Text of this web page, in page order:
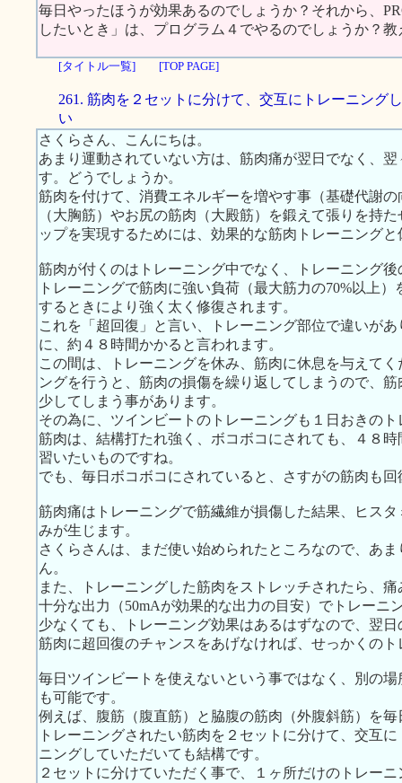
毎日やったほうが効果あるのでしょうか？それから、
したいとき」は、プログラム４でやるのでしょうか？
[タイトル一覧] [TOP PAGE]
261. 筋肉を２セットに分けて、交互にトレーニング
い
さくらさん、こんにちは。
あまり運動されていない方は、筋肉痛が翌日でなく、
す。どうでしょうか。
筋肉を付けて、消費エネルギーを増やす事（基礎代謝
（大胸筋）やお尻の筋肉（大殿筋）を鍛えて張りを持
ップを実現するためには、効果的な筋肉トレーニング
筋肉が付くのはトレーニング中でなく、トレーニング
トレーニングで筋肉に強い負荷（最大筋力の70%以上
するときにより強く太く修復されます。
これを「超回復」と言い、トレーニング部位で違いが
に、約４８時間かかると言われます。
この間は、トレーニングを休み、筋肉に休息を与えて
ングを行うと、筋肉の損傷を繰り返してしまうので、
少してしまう事があります。
その為に、ツインビートのトレーニングも１日おきの
筋肉は、結構打たれ強く、ボコボコにされても、４８
習いたいものですね。
でも、毎日ボコボコにされていると、さすがの筋肉も
筋肉痛はトレーニングで筋繊維が損傷した結果、ヒス
みが生じます。
さくらさんは、まだ使い始められたところなので、あ
ん。
また、トレーニングした筋肉をストレッチされたら、
十分な出力（50mAが効果的な出力の目安）でトレーニ
少なくても、トレーニング効果はあるはずなので、翌
筋肉に超回復のチャンスをあげなければ、せっかくの
毎日ツインビートを使えないという事ではなく、別の
も可能です。
例えば、腹筋（腹直筋）と脇腹の筋肉（外腹斜筋）を
トレーニングされたい筋肉を２セットに分けて、交互
ニングしていただいても結構です。
２セットに分けていただく事で、１ヶ所だけのトレー